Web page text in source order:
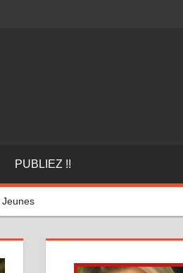
PUBLIEZ !!
Jeunes